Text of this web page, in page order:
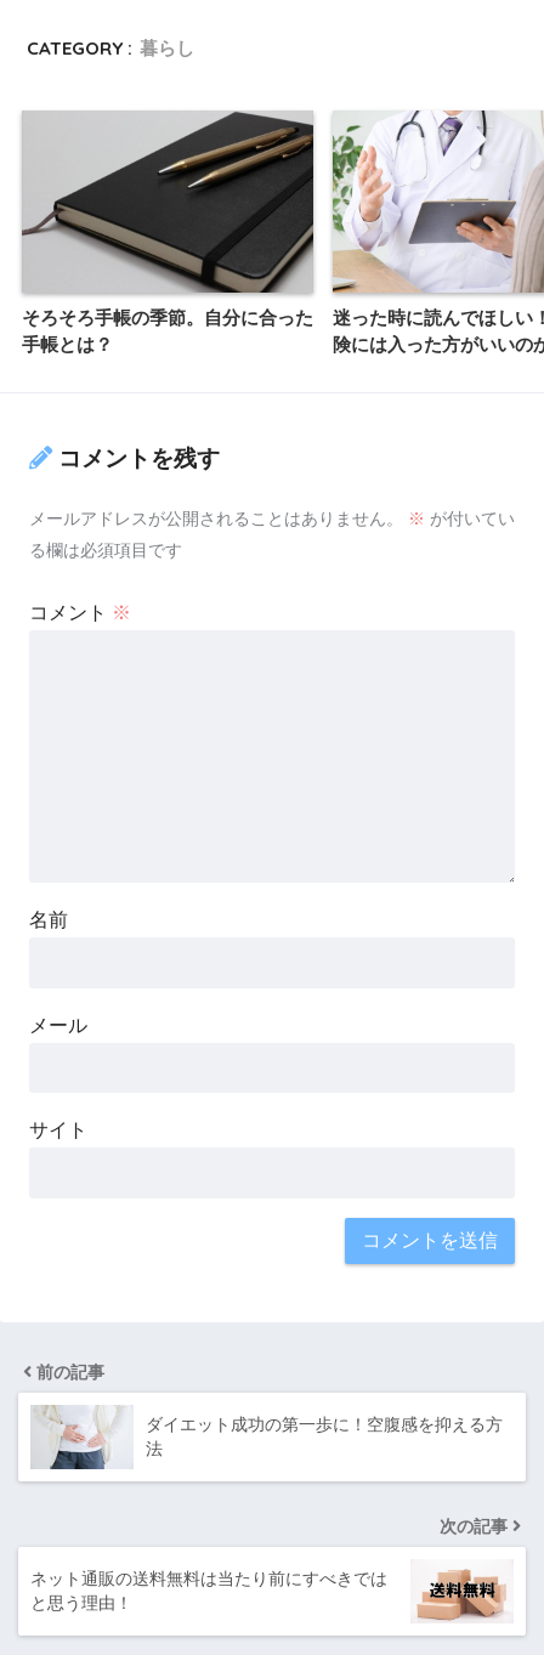
CATEGORY : 暮らし
そろそろ手帳の季節。自分に合った
手帳とは？
迷った時に読んでほしい
険には入った方がいいの
コメントを残す
メールアドレスが公開されることはありません。 ※ が付いてい
る欄は必須項目です
コメント ※
名前
メール
サイト
前の記事
ダイエット成功の第一歩に！空腹感を抑える方
法
次の記事
ネット通販の送料無料は当たり前にすべきでは
と思う理由！